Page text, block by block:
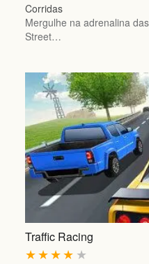
Corridas
Mergulhe na adrenalina
Street…
Traffic Racing
★
★
★
★
★